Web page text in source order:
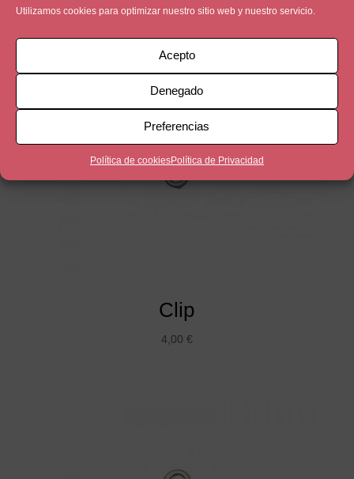
Utilizamos cookies para optimizar nuestro sitio web y nuestro servicio.
Acepto
Denegado
Preferencias
Política de cookiesPolítica de Privacidad
Clip
4,00 €